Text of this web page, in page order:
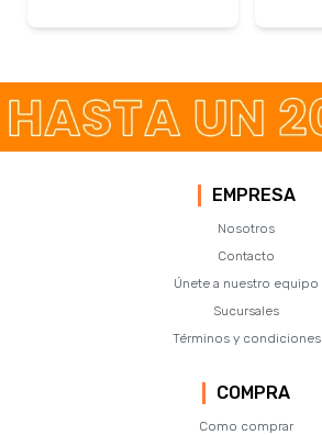
EMPRESA
Nosotros
Contacto
Únete a nuestro equipo
Sucursales
Términos y condiciones
COMPRA
Como comprar